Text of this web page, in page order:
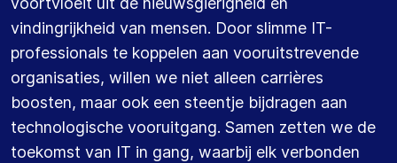
vindingrijkheid van mensen. Door slimme IT-
professionals te koppelen aan vooruitstrevende
organisaties, willen we niet alleen carrières
boosten, maar ook een steentje bijdragen aan
technologische vooruitgang. Samen zetten we de
toekomst van IT in gang, waarbij elk verbonden